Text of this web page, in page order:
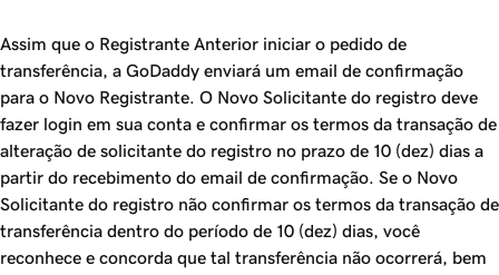
Assim que o Registrante Anterior iniciar o pedido de
transferência, a GoDaddy enviará um email de confirmação
para o Novo Registrante. O Novo Solicitante do registro deve
fazer login em sua conta e confirmar os termos da transação de
alteração de solicitante do registro no prazo de 10 (dez) dias a
partir do recebimento do email de confirmação. Se o Novo
Solicitante do registro não confirmar os termos da transação de
transferência dentro do período de 10 (dez) dias, você
reconhece e concorda que tal transferência não ocorrerá, bem